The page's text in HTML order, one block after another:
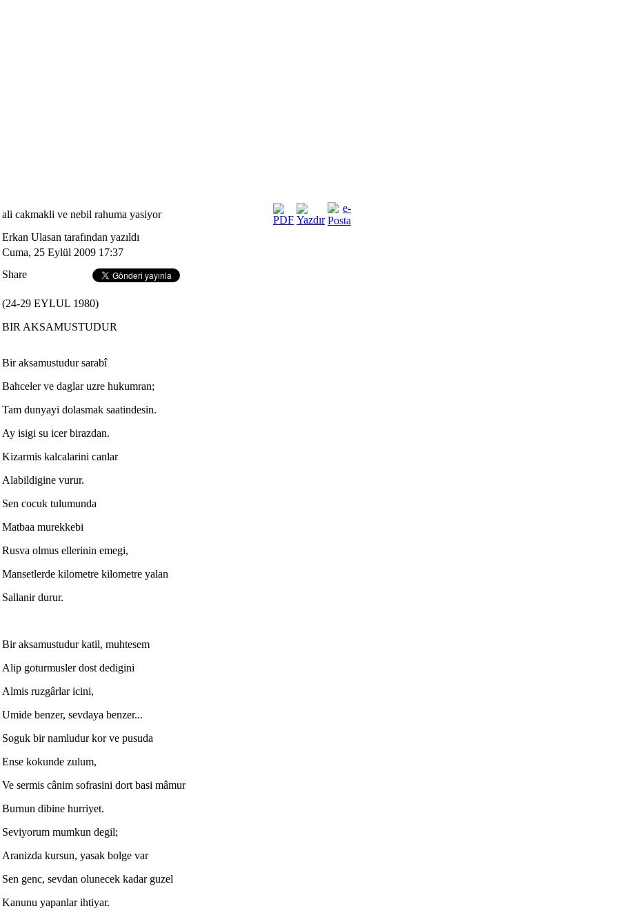
ali cakmakli ve nebil rahuma yasiyor
Erkan Ulasan tarafından yazıldı
Cuma, 25 Eylül 2009 17:37
Share
(24-29 EYLUL 1980)
BIR AKSAMUSTUDUR
Bir aksamustudur sarabî
Bahceler ve daglar uzre hukumran;
Tam dunyayi dolasmak saatindesin.
Ay isigi su icer birazdan.
Kizarmis kalcalarini canlar
Alabildigine vurur.
Sen cocuk tulumunda
Matbaa murekkebi
Rusva olmus ellerinin emegi,
Mansetlerde kilometre kilometre yalan
Sallanir durur.
Bir aksamustudur katil, muhtesem
Alip goturmusler dost dedigini
Almis ruzgârlar icini,
Umide benzer, sevdaya benzer...
Soguk bir namludur kor ve pusuda
Ense kokunde zulum,
Ve sermis cânim sofrasini dort basi mâmur
Burnun dibine hurriyet.
Seviyorum mumkun degil;
Aranizda kursun, yasak bolge var
Sen genc, sevdan olunecek kadar guzel
Kanunu yapanlar ihtiyar.